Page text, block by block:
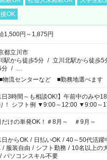
OK
1,500円～1,875円
都立川市
駅から徒歩5分 / 立川北駅から徒歩5
分 / …
物流センターなど ■勤務地選べます
1日3時間～も相談OK!】午前中のみや
！ シフト例 ▼9:00～12:00 ▼9:00～
～21:00
だけの単発OK！＃8月～ ＃9月～
日からOK / 日払いOK / 40～50代活躍
/ 服装自由 / シフト勤務 / 10名以上の
/ パソコンスキル不要